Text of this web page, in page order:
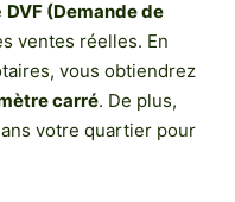
DVF (Demande de
ventes réelles. En
vous obtiendrez
carré. De plus,
votre quartier pour